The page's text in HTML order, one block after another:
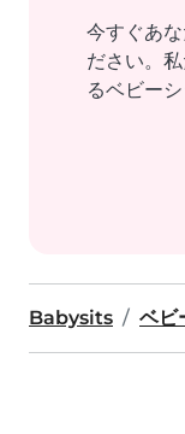
今すぐあ
ださい。
るベビー
Babysits ベビ